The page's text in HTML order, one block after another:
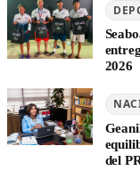
2026
del